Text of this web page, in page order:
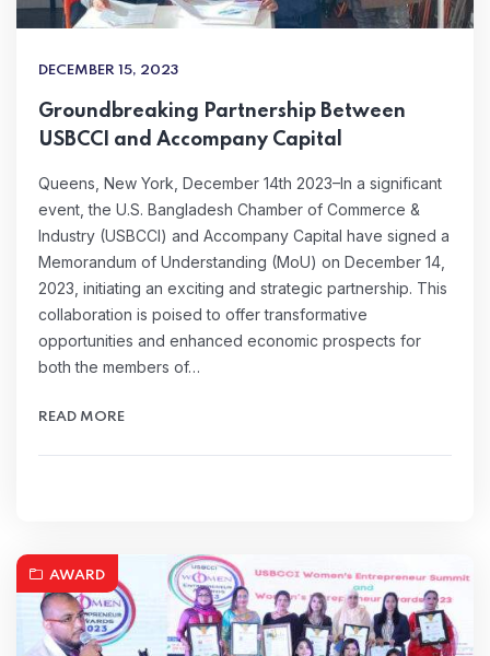
DECEMBER 15, 2023
Groundbreaking Partnership Between
USBCCI and Accompany Capital
Queens, New York, December 14th 2023–In a significant
event, the U.S. Bangladesh Chamber of Commerce &
Industry (USBCCI) and Accompany Capital have signed a
Memorandum of Understanding (MoU) on December 14,
2023, initiating an exciting and strategic partnership. This
collaboration is poised to offer transformative
opportunities and enhanced economic prospects for
both the members of…
READ MORE
AWARD